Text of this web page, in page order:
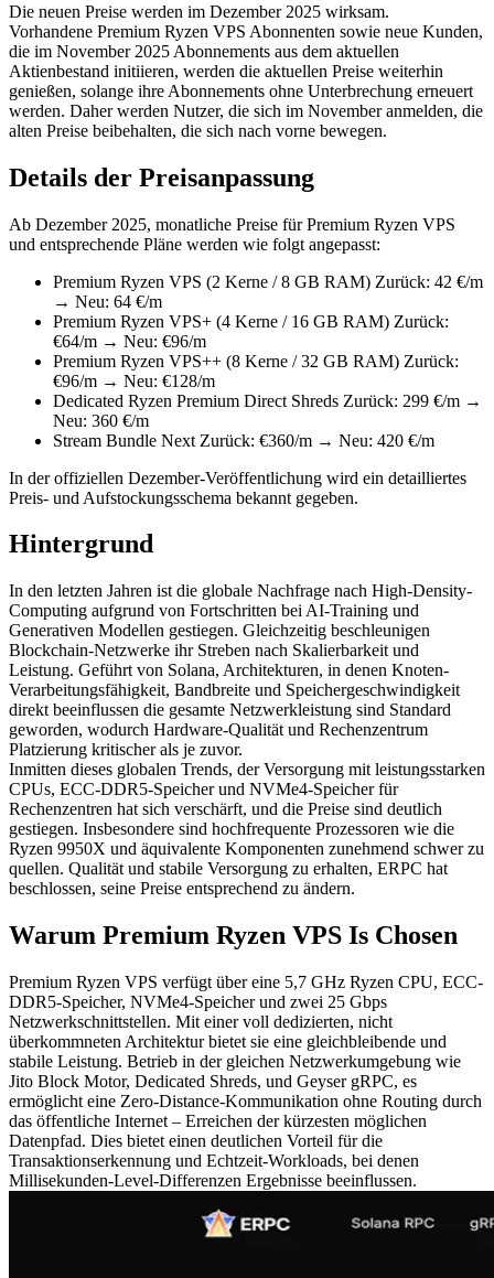
Die neuen Preise werden im Dezember 2025 wirksam.
Vorhandene Premium Ryzen VPS Abonnenten sowie neue Kunden,
die im November 2025 Abonnements aus dem aktuellen
Aktienbestand initiieren, werden die aktuellen Preise weiterhin
genießen, solange ihre Abonnements ohne Unterbrechung erneuert
werden. Daher werden Nutzer, die sich im November anmelden, die
alten Preise beibehalten, die sich nach vorne bewegen.
Details der Preisanpassung
Ab Dezember 2025, monatliche Preise für Premium Ryzen VPS
und entsprechende Pläne werden wie folgt angepasst:
Premium Ryzen VPS (2 Kerne / 8 GB RAM) Zurück: 42 €/m
→ Neu: 64 €/m
Premium Ryzen VPS+ (4 Kerne / 16 GB RAM) Zurück:
€64/m → Neu: €96/m
Premium Ryzen VPS++ (8 Kerne / 32 GB RAM) Zurück:
€96/m → Neu: €128/m
Dedicated Ryzen Premium Direct Shreds Zurück: 299 €/m →
Neu: 360 €/m
Stream Bundle Next Zurück: €360/m → Neu: 420 €/m
In der offiziellen Dezember-Veröffentlichung wird ein detailliertes
Preis- und Aufstockungsschema bekannt gegeben.
Hintergrund
In den letzten Jahren ist die globale Nachfrage nach High-Density-
Computing aufgrund von Fortschritten bei AI-Training und
Generativen Modellen gestiegen. Gleichzeitig beschleunigen
Blockchain-Netzwerke ihr Streben nach Skalierbarkeit und
Leistung. Geführt von Solana, Architekturen, in denen Knoten-
Verarbeitungsfähigkeit, Bandbreite und Speichergeschwindigkeit
direkt beeinflussen die gesamte Netzwerkleistung sind Standard
geworden, wodurch Hardware-Qualität und Rechenzentrum
Platzierung kritischer als je zuvor.
Inmitten dieses globalen Trends, der Versorgung mit leistungsstarken
CPUs, ECC-DDR5-Speicher und NVMe4-Speicher für
Rechenzentren hat sich verschärft, und die Preise sind deutlich
gestiegen. Insbesondere sind hochfrequente Prozessoren wie die
Ryzen 9950X und äquivalente Komponenten zunehmend schwer zu
quellen. Qualität und stabile Versorgung zu erhalten, ERPC hat
beschlossen, seine Preise entsprechend zu ändern.
Warum Premium Ryzen VPS Is Chosen
Premium Ryzen VPS verfügt über eine 5,7 GHz Ryzen CPU, ECC-
DDR5-Speicher, NVMe4-Speicher und zwei 25 Gbps
Netzwerkschnittstellen. Mit einer voll dedizierten, nicht
überkommneten Architektur bietet sie eine gleichbleibende und
stabile Leistung. Betrieb in der gleichen Netzwerkumgebung wie
Jito Block Motor, Dedicated Shreds, und Geyser gRPC, es
ermöglicht eine Zero-Distance-Kommunikation ohne Routing durch
das öffentliche Internet – Erreichen der kürzesten möglichen
Datenpfad. Dies bietet einen deutlichen Vorteil für die
Transaktionserkennung und Echtzeit-Workloads, bei denen
Millisekunden-Level-Differenzen Ergebnisse beeinflussen.